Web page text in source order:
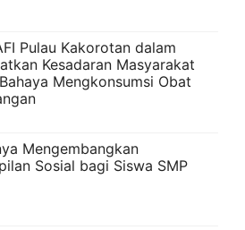
Pulau Kakorotan dalam
Kesadaran Masyarakat
Mengkonsumsi Obat
Mengembangkan
Sosial bagi Siswa SMP